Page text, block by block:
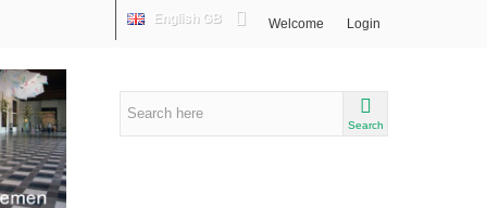
Welcome Login
English GB
Search